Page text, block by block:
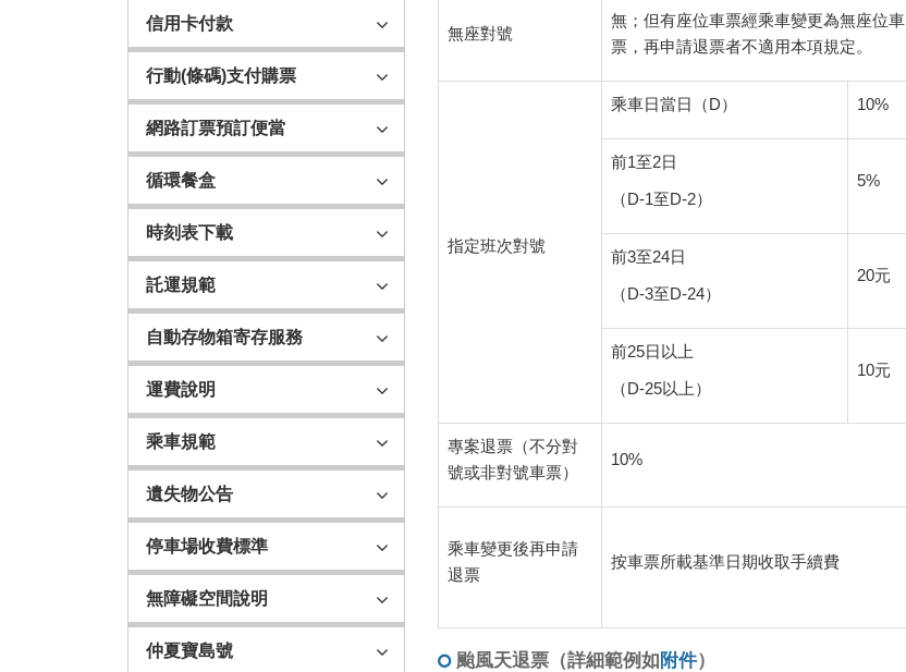
信用卡付款
行動(條碼)支付購票
網路訂票預訂便當
循環餐盒
時刻表下載
託運規範
自動存物箱寄存服務
運費說明
乘車規範
遺失物公告
停車場收費標準
無障礙空間說明
仲夏寶島號
續
體
無座對號
無；但有座位車票經乘車變更為無座位車
票，再申請退票者不適用本項規定。
指定班次對號
乘車日當日（D） 10%
前1至2日
（D-1至D-2）
5%
前3至24日
（D-3至D-24）
20元
前25日以上
（D-25以上）
10元
專案退票（不分對
號或非對號車票）
10%
乘車變更後再申請
退票
按車票所載基準日期收取手續費
颱風天退票（詳細範例如 附件）